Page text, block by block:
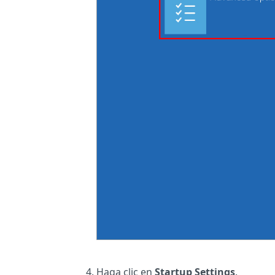
Haga clic en Startup Settings.